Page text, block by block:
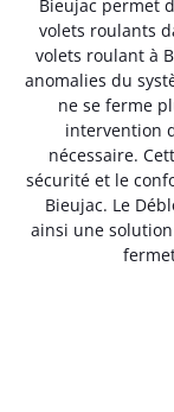
Bieujac permet
volets roulants
volets roulant à
anomalies du
ne se ferme
intervention
nécessaire.
sécurité et le
Bieujac. Le
ainsi une